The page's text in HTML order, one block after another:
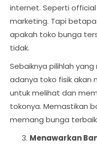
internet. Seperti
marketing. Tapi
apakah toko bunga
tidak.
Sebaiknya pilihlah
adanya toko fisik akan
untuk melihat dan
tokonya. Memastikan
memang bunga
Menawarkan